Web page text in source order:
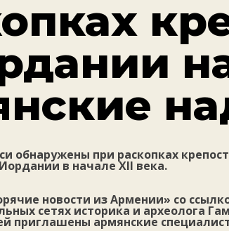
обнаружены при раскопках
в начале XII века.
новости из Армении» со
сетях историка и археолога
приглашены армянские